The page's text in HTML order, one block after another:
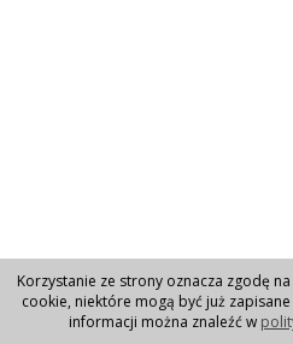
Korzystanie ze strony oznacza zgodę
cookie, niektóre mogą być już
informacji można znaleźć w